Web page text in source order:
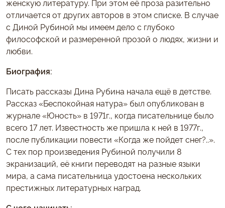
женскую литературу. При этом её проза разительно
отличается от других авторов в этом списке. В случае
с Диной Рубиной мы имеем дело с глубоко
философской и размеренной прозой о людях, жизни и
любви.
Биография:
Писать рассказы Дина Рубина начала ещё в детстве.
Рассказ «Беспокойная натура» был опубликован в
журнале «Юность» в 1971г., когда писательнице было
всего 17 лет. Известность же пришла к ней в 1977г.,
после публикации повести «Когда же пойдет снег?..».
С тех пор произведения Рубиной получили 8
экранизаций, её книги переводят на разные языки
мира, а сама писательница удостоена нескольких
престижных литературных наград.